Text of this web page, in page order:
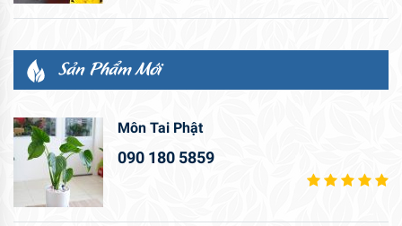
Sản Phẩm Mới
Môn Tai Phật
090 180 5859